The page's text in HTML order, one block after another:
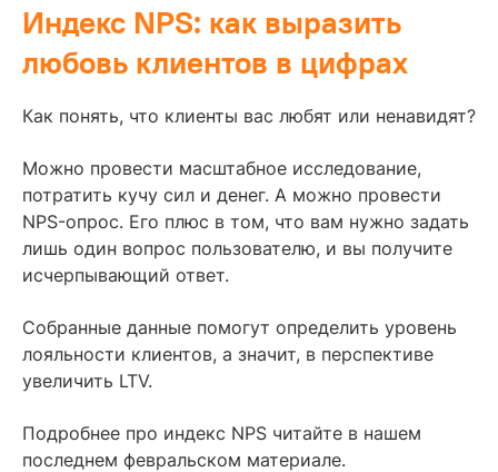
Индекс NPS: как выразить
любовь клиентов в цифрах
Как понять, что клиенты вас любят или ненавидят?
Можно провести масштабное исследование,
потратить кучу сил и денег. А можно провести
NPS-опрос. Его плюс в том, что вам нужно задать
лишь один вопрос пользователю, и вы получите
исчерпывающий ответ.
Собранные данные помогут определить уровень
лояльности клиентов, а значит, в перспективе
увеличить LTV.
Подробнее про индекс NPS читайте в нашем
последнем февральском материале.